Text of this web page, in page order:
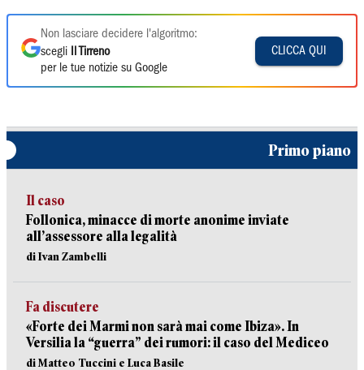
Non lasciare decidere l'algoritmo:
scegli
Il Tirreno
per le tue notizie su Google
CLICCA QUI
Primo piano
Il caso
Follonica, minacce di morte anonime inviate
all’assessore alla legalità
di Ivan Zambelli
Fa discutere
«Forte dei Marmi non sarà mai come Ibiza». In
Versilia la “guerra” dei rumori: il caso del Mediceo
di Matteo Tuccini e Luca Basile